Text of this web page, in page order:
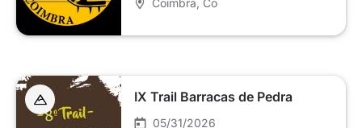
Coimbra , Co
IX Trail Barracas de Pedra
05/31/2026